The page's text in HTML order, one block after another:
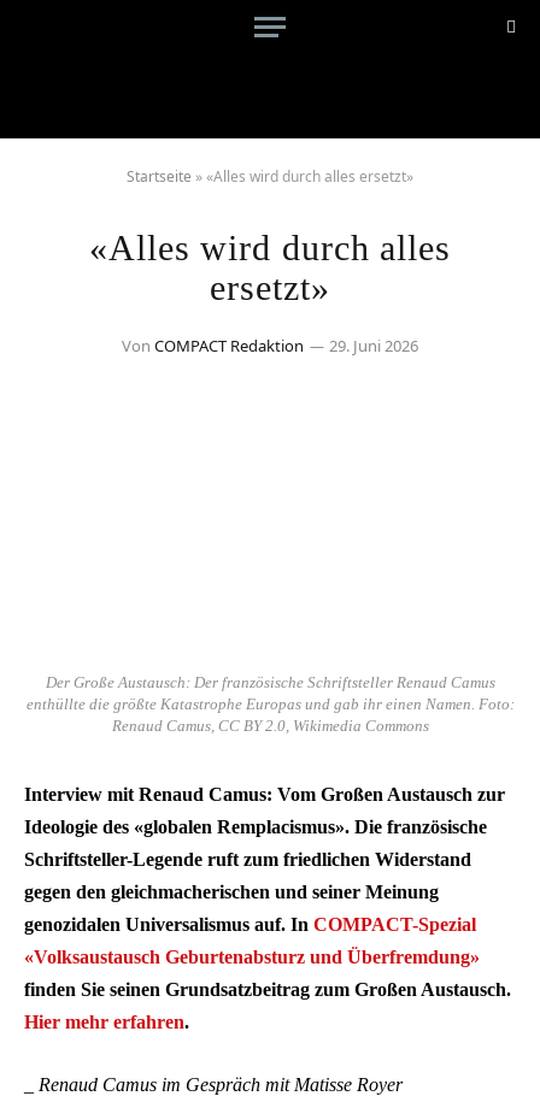
Startseite »«Alles wird durch alles ersetzt»
«Alles wird durch alles
ersetzt»
Von COMPACT Redaktion 29. Juni 2026
Der Große Austausch: Der französische Schriftsteller Renaud Camus
enthüllte die größte Katastrophe Europas und gab ihr einen Namen. Foto:
Renaud Camus, CC BY 2.0, Wikimedia Commons
Interview mit Renaud Camus: Vom Großen Austausch zur
Ideologie des «globalen Remplacismus». Die französische
Schriftsteller-Legende ruft zum friedlichen Widerstand
gegen den gleichmacherischen und seiner Meinung
genozidalen Universalismus auf. In COMPACT-Spezial
«Volksaustausch Geburtenabsturz und Überfremdung»
finden Sie seinen Grundsatzbeitrag zum Großen Austausch.
Hier mehr erfahren.
_ Renaud Camus im Gespräch mit Matisse Royer